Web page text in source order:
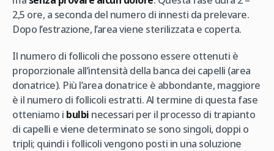
2,5 ore, a seconda del numero di innesti da prelevare.
Dopo l’estrazione, l’area viene sterilizzata e coperta.
Il numero di follicoli che possono essere ottenuti è
proporzionale all’intensità della banca dei capelli (area
donatrice). Più l’area donatrice è abbondante, maggiore
è il numero di follicoli estratti. Al termine di questa fase
otteniamo i bulbi necessari per il processo di trapianto
di capelli e viene determinato se sono singoli, doppi o
tripli; quindi i follicoli vengono posti in una soluzione